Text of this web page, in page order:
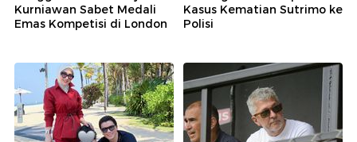
Kurniawan Sabet Medali
Emas Kompetisi di London
Kasus Kematian Sutrimo ke
Polisi